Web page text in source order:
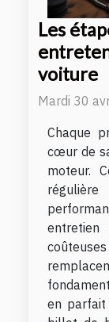
Les
voiture
Mardi 30
Chaque
cœur de
moteur.
entretien
en